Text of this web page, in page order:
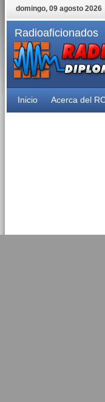
domingo, 09 agosto 2026
Radioaficionados
Inicio Acerca del